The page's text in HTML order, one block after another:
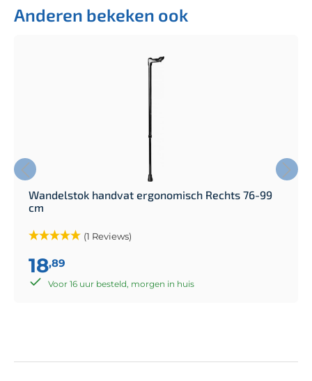
Anderen bekeken ook
Wandelstok handvat ergonomisch Rechts 76-99
cm
(1 Reviews)
18,89
Voor 16 uur besteld, morgen in huis